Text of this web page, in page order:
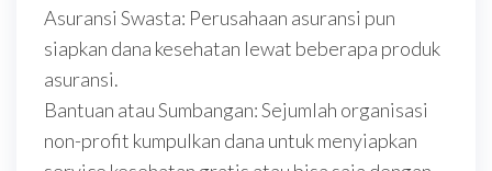
Asuransi Swasta: Perusahaan asuransi pun
siapkan dana kesehatan lewat beberapa produk
asuransi.
Bantuan atau Sumbangan: Sejumlah organisasi
non-profit kumpulkan dana untuk menyiapkan